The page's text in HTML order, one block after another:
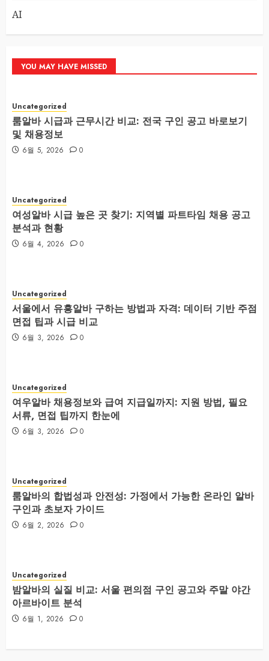
AI
YOU MAY HAVE MISSED
Uncategorized
룸알바 시급과 근무시간 비교: 전국 구인 공고 바로보기
및 채용정보
6월 5, 2026 0
Uncategorized
여성알바 시급 높은 곳 찾기: 지역별 파트타임 채용 공고
분석과 현황
6월 4, 2026 0
Uncategorized
서울에서 유흥알바 구하는 방법과 자격: 데이터 기반 주점
면접 팁과 시급 비교
6월 3, 2026 0
Uncategorized
여우알바 채용정보와 급여 지급일까지: 지원 방법, 필요
서류, 면접 팁까지 한눈에
6월 3, 2026 0
Uncategorized
룸알바의 합법성과 안전성: 가정에서 가능한 온라인 알바
구인과 초보자 가이드
6월 2, 2026 0
Uncategorized
밤알바의 실질 비교: 서울 편의점 구인 공고와 주말 야간
아르바이트 분석
6월 1, 2026 0